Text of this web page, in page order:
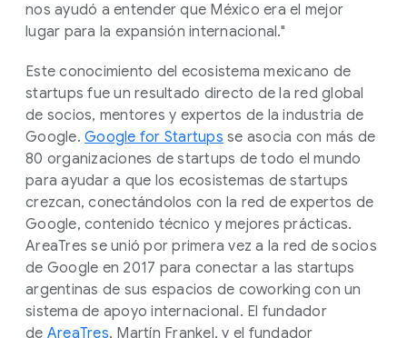
nos ayudó a entender que México era el mejor
lugar para la expansión internacional."
Este conocimiento del ecosistema mexicano de
startups fue un resultado directo de la red global
de socios, mentores y expertos de la industria de
Google. Google for Startups se asocia con más de
80 organizaciones de startups de todo el mundo
para ayudar a que los ecosistemas de startups
crezcan, conectándolos con la red de expertos de
Google, contenido técnico y mejores prácticas.
AreaTres se unió por primera vez a la red de socios
de Google en 2017 para conectar a las startups
argentinas de sus espacios de coworking con un
sistema de apoyo internacional. El fundador
de AreaTres, Martín Frankel, y el fundador